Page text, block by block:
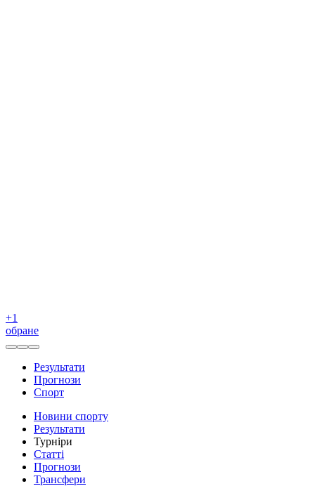
+1
обране
Результати
Прогнози
Спорт
Новини спорту
Результати
Турніри
Статті
Прогнози
Трансфери